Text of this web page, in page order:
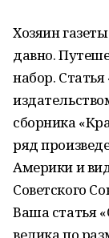
Хозяин
давно.
набор. Статья
сборника
ряд
Америки и
Советского
Ваша статья